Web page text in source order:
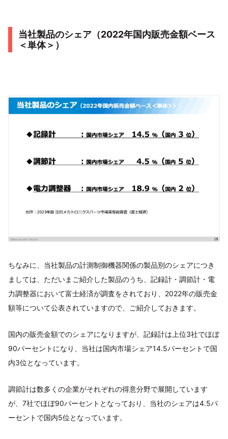
当社製品のシェア（2022年国内販売金額ベース
＜単体＞）
ちなみに、当社製品の計測制御機器関係の製品別のシェアにつき
ましては、ただいまご紹介した製品のうち、​記録計・調節計・電
力調整器において富士経済が調査をされており、2022年の販売金
額等について公表されていますので、ご紹介しておきます。
国内の販売金額でのシェアになりますが、​記録計は上位3社でほぼ
90パーセントになり、当社は国内市場シェア14.5パーセントで国
内3位となっています。
調節計は数多くの企業がそれぞれの得意分野で展開しています
が、7社でほぼ90パーセントとなっており、​当社のシェアは4.5パ
ーセントで国内5位となっています。